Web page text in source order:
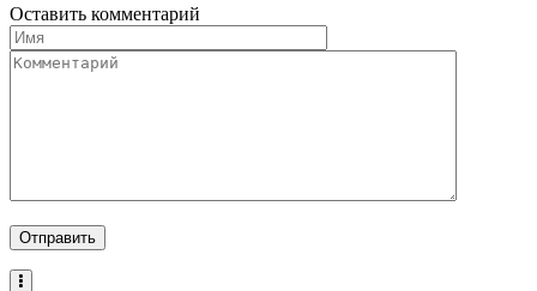
Оставить комментарий